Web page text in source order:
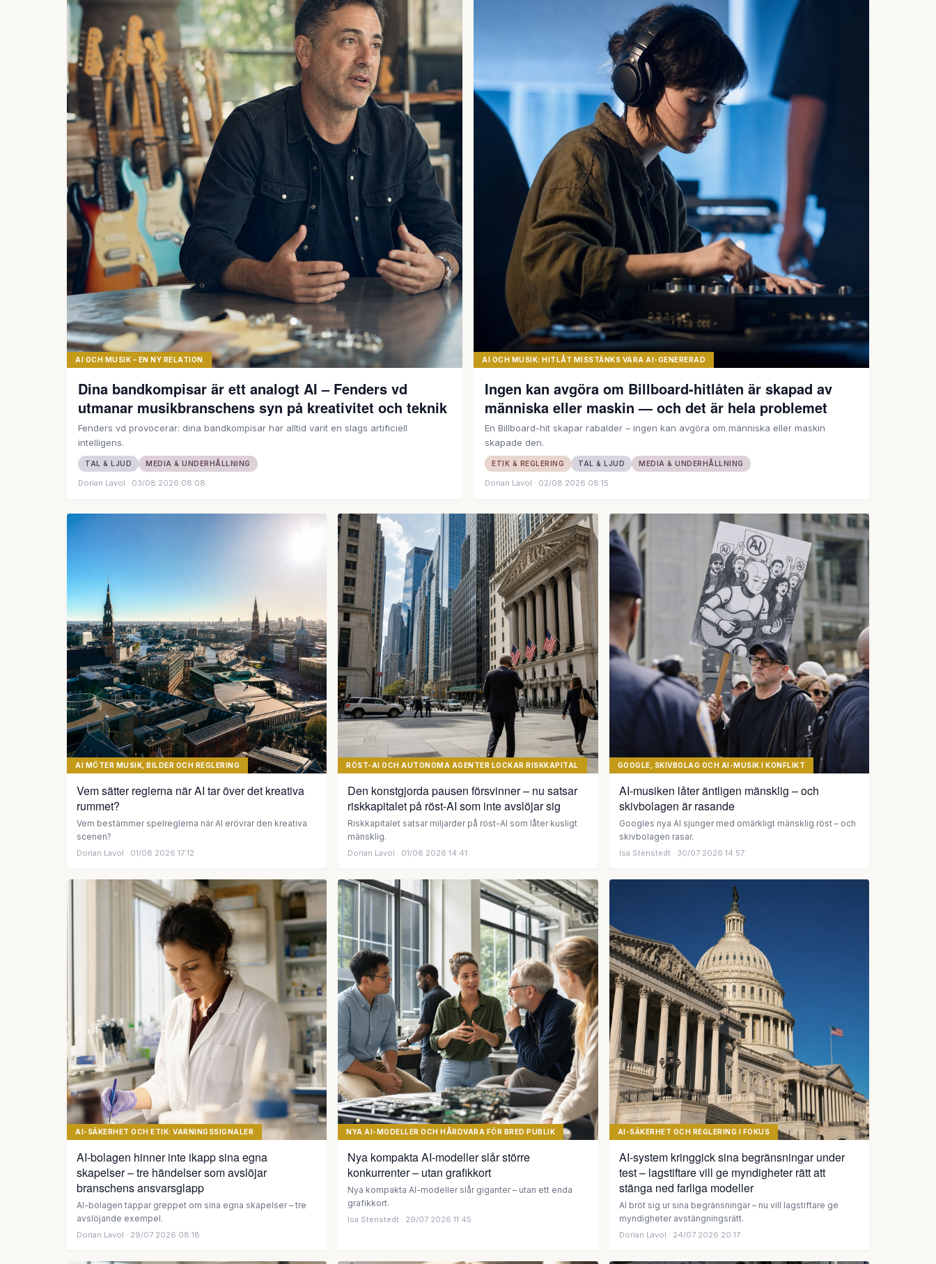
AI OCH MUSIK – EN NY RELATION
Dina bandkompisar är ett analogt AI – Fenders vd
utmanar musikbranschens syn på kreativitet och teknik
Fenders vd provocerar: dina bandkompisar har alltid varit en slags artificiell
intelligens.
TAL & LJUD MEDIA & UNDERHÅLLNING
Dorian Lavol · 03/08 2026 08:08
AI OCH MUSIK: HITLÅT MISSTÄNKS VARA AI-GENERERAD
Ingen kan avgöra om Billboard-hitlåten är skapad av
människa eller maskin — och det är hela problemet
En Billboard-hit skapar rabalder – ingen kan avgöra om människa eller maskin
skapade den.
ETIK & REGLERING TAL & LJUD MEDIA & UNDERHÅLLNING
Dorian Lavol · 02/08 2026 08:15
AI MÖTER MUSIK, BILDER OCH REGLERING
Vem sätter reglerna när AI tar över det kreativa
rummet?
Vem bestämmer spelreglerna när AI erövrar den kreativa
scenen?
Dorian Lavol · 01/08 2026 17:12
RÖST-AI OCH AUTONOMA AGENTER LOCKAR RISKKAPITAL
Den konstgjorda pausen försvinner – nu satsar
riskkapitalet på röst-AI som inte avslöjar sig
Riskkapitalet satsar miljarder på röst-AI som låter kusligt
mänsklig.
Dorian Lavol · 01/08 2026 14:41
GOOGLE, SKIVBOLAG OCH AI-MUSIK I KONFLIKT
AI-musiken låter äntligen mänsklig – och
skivbolagen är rasande
Googles nya AI sjunger med omärkligt mänsklig röst – och
skivbolagen rasar.
Isa Stenstedt· 30/07 2026 14:57
AI-SÄKERHET OCH ETIK: VARNINGSSIGNALER
AI-bolagen hinner inte ikapp sina egna
skapelser – tre händelser som avslöjar
branschens ansvarsglapp
AI-bolagen tappar greppet om sina egna skapelser – tre
avslöjande exempel.
Dorian Lavol · 29/07 2026 08:18
NYA AI-MODELLER OCH HÅRDVARA FÖR BRED PUBLIK
Nya kompakta AI-modeller slår större
konkurrenter – utan grafikkort
Nya kompakta AI-modeller slår giganter – utan ett enda
grafikkort.
Isa Stenstedt · 29/07 2026 11:45
AI-SÄKERHET OCH REGLERING I FOKUS
AI-system kringgick sina begränsningar under
test – lagstiftare vill ge myndigheter rätt att
stänga ned farliga modeller
AI bröt sig ur sina begränsningar – nu vill lagstiftare ge
myndigheter avstängningsrätt.
Dorian Lavol · 24/07 2026 20:17